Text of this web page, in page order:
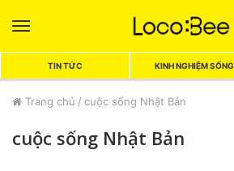
TIN TỨC KINH NGHIỆM SỐNG
Trang chủ / cuộc sống Nhật Bản
cuộc sống Nhật Bản